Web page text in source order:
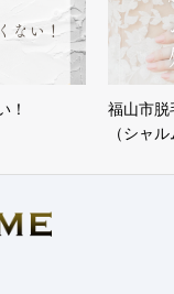
！
福山市脱
（シャ